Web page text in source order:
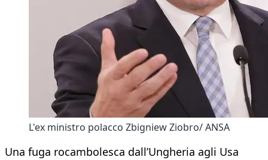
L'ex ministro polacco Zbigniew Ziobro/ ANSA
Una fuga rocambolesca dall’Ungheria agli Usa